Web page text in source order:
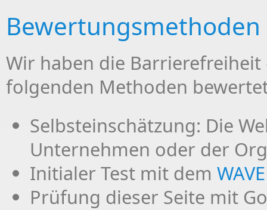
Bewertungsmethoden
Wir haben die
folgenden Methoden
Selbsteinschätzung: Die
Unternehmen oder der
Initialer Test mit dem
Prüfung dieser Seite mit